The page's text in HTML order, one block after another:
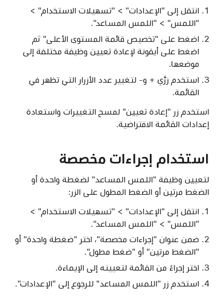
انتقل إلى "الإعدادات" > "تسهيلات الاستخدام" >
"اللمس" > "اللمس المساعد".
اضغط على "تخصيص قائمة المستوى الأعلى" ثم
اضغط على أيقونة لإعادة تعيين وظيفة مختلفة إلى
موضعها.
استخدم زرَّي + و- لتغيير عدد الأزرار التي تظهر في
القائمة.
استخدم زر "إعادة تعيين" لمسح التغييرات واستعادة
إعدادات القائمة الافتراضية.
استخدام إجراءات مخصصة
لتعيين وظيفة "اللمس المساعد" لضغطة واحدة أو
الضغط مرتين أو الضغط المطول على الزر:
انتقل إلى "الإعدادات" > "تسهيلات الاستخدام" >
"اللمس" > "اللمس المساعد".
ضمن عنوان "إجراءات مخصصة"، اختر "ضغطة واحدة" أو
"الضغط مرتين" أو "ضغط مطول".
اختر إجراءً من القائمة لتعيينه إلى الإيماءة.
استخدم زر "اللمس المساعد" للرجوع إلى "الإعدادات".